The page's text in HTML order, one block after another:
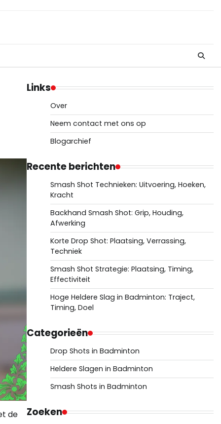
de
Links
Over
Neem contact met ons op
Blogarchief
Recente berichten
Smash Shot Technieken: Uitvoering, Hoeken,
Kracht
Backhand Smash Shot: Grip, Houding,
Afwerking
Korte Drop Shot: Plaatsing, Verrassing,
Techniek
Smash Shot Strategie: Plaatsing, Timing,
Effectiviteit
Hoge Heldere Slag in Badminton: Traject,
Timing, Doel
Categorieën
Drop Shots in Badminton
Heldere Slagen in Badminton
Smash Shots in Badminton
Zoeken